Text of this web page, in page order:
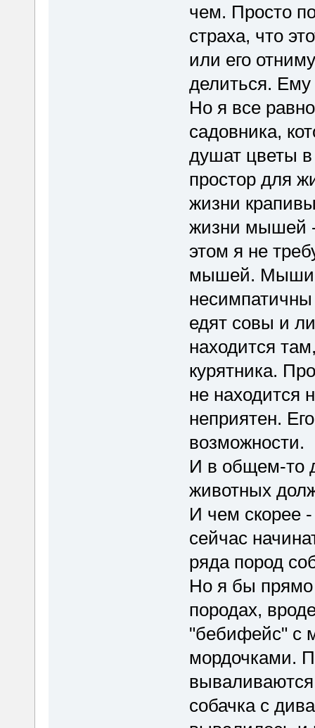
чем. Просто
страха, что
или его
делиться. Ему
Но я все
садовника,
душат цветы в
простор для
жизни
жизни мышей
этом я не
мышей. Мыши
едят совы и
находится
курятника.
не находится
неприятен.
возможности.
И в общем-то
животных
И чем скорее
сейчас
ряда пород
Но я бы прямо
породах,
"бебифейс" с
мордочками.
собачка с